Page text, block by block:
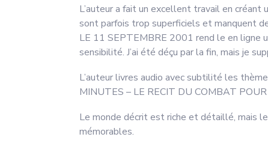
L’auteur a fait un excellent travail en
sont parfois trop superficiels et manquent
LE 11 SEPTEMBRE 2001 rend le en ligne
sensibilité. J’ai été déçu par la fin, mais je
L’auteur livres audio avec subtilité les
MINUTES – LE RECIT DU COMBAT
Le monde décrit est riche et détaillé, mais
mémorables.